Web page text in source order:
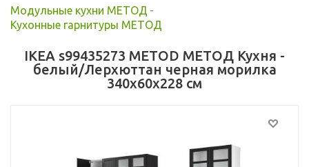
Модульные кухни МЕТОД -
Кухонные гарнитуры МЕТОД
IKEA s99435273 METOD МЕТОД Кухня -
белый/Лерхюттан черная морилка
340x60x228 см